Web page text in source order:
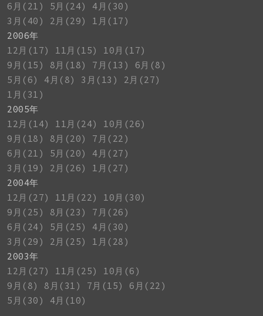
6月(21)
5月(24)
4月(30)
3月(40)
2月(29)
1月(17)
2006年
12月(17)
11月(15)
10月(17)
9月(15)
8月(18) 7月(13)
6月(8)
5月(6)
4月(8) 3月(13)
2月(27)
1月(31)
2005年
12月(14)
11月(24)
10月(26)
9月(18)
8月(20)
7月(22)
6月(21)
5月(20)
4月(27)
3月(19)
2月(26)
1月(27)
2004年
12月(27)
11月(22)
10月(30)
9月(25)
8月(23)
7月(26)
6月(24)
5月(25)
4月(30)
3月(29)
2月(25)
1月(28)
2003年
12月(27)
11月(25)
10月(6)
9月(8)
8月(31) 7月(15)
6月(22)
5月(30)
4月(10)